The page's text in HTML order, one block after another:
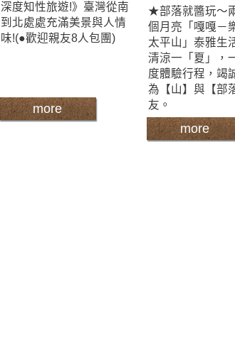
深度知性旅遊!》臺灣從南
到北處處充滿美景與人情
味!(●歡迎親友8人包團)
more
★部落就醬玩～
個月亮「嘎嘎－
太平山」泰雅生
清涼一「夏」，
度體驗行程，竭
為【山】與【部
友。
more